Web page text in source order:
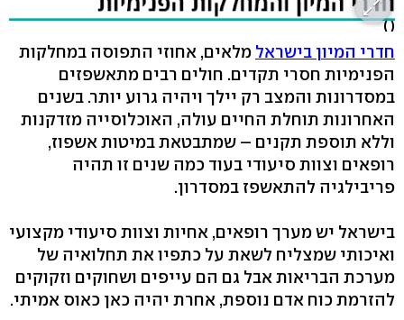
( )
חדרי המיון בישראל מלאים, אחוזי התפוסה במחלקות
הפנימיות חסרי תקדים. חולים רבים מתאשפזים
במסדרונות והמצב רק יילך ויהיה גרוע יותר. בשנים
האחרונות תוחלת החיים עולה, האוכלוסייה מזדקנות
וללא תוספת תקנים – שמתבטאת במיטות אשפוז,
רופאים וצוות סיעודי בעוד כמה שנים זו תהיה
פריבילגיה להתאשפז במסדרון.
בישראל יש מערך רופאים, אחיות וצוות סיעודי מקצועי
ואיכותי שמצליח לשאת על כתפיו את תחלואיה של
מערכת הבריאות אבל גם הם עייפים ושחוקים וזקוקים
להזרמת כוח אדם נוספת, אחרת יהיה כאן כאוס אמיתי.